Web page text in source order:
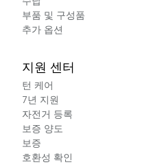
부품 및 구성품
추가 옵션
지원 센터
턴 케어
7년 지원
자전거 등록
보증 양도
보증
호환성 확인